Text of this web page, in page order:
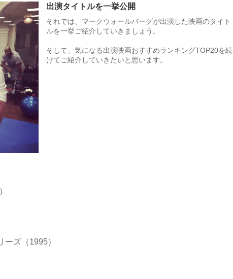
出演タイトルを一挙公開
それでは、マークウォールバーグが出演した映画のタイト
ルを一挙ご紹介していきましょう。
そして、気になる出演映画おすすめランキングTOP20を続
けてご紹介していきたいと思います。
ーズ（1995）